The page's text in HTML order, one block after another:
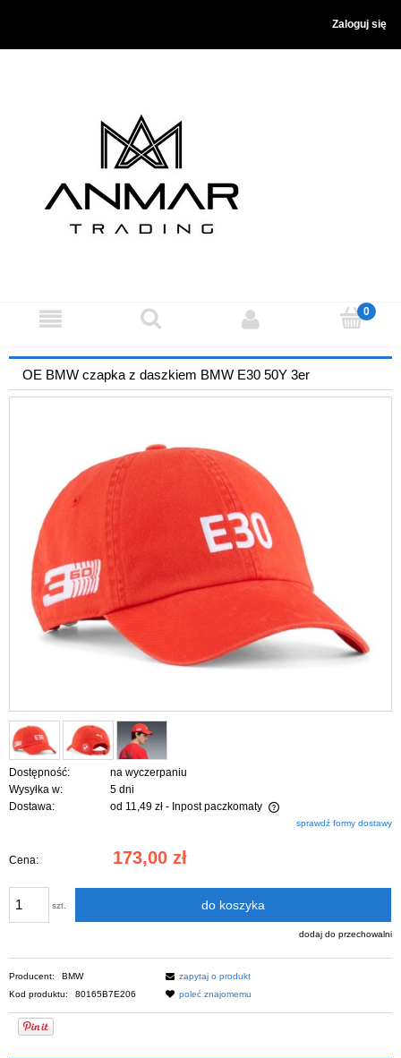
Zaloguj się
OE BMW czapka z daszkiem BMW E30 50Y 3er
Dostępność:
na wyczerpaniu
Wysyłka w:
5 dni
Dostawa:
od 11,49 zł - Inpost paczkomaty
sprawdź formy dostawy
Cena: 173,00 zł
szt. do koszyka
dodaj do przechowalni
Producent:
BMW
Kod produktu:
80165B7E206
zapytaj o produkt
poleć znajomemu